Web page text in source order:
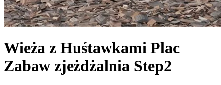
Wieża z Huśtawkami Plac
Zabaw zjeżdżalnia Step2